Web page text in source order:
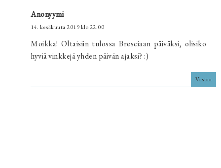
Anonyymi
14. kesäkuuta 2019 klo 22.00
Moikka! Oltaisiin tulossa Bresciaan päiväksi, olisiko
hyviä vinkkejä yhden päivän ajaksi? :)
Vastaa